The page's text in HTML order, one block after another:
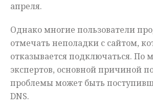
апреля.
Однако многие пользователи
отмечать неполадки с сайтом,
отказывается подключаться. По
экспертов, основной причиной
проблемы может быть
DNS.